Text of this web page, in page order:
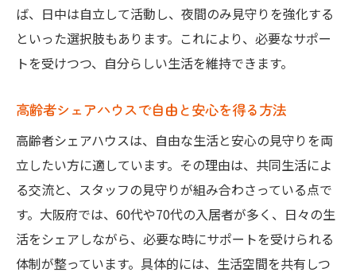
ば、日中は自立して活動し、夜間のみ見守りを強化する
といった選択肢もあります。これにより、必要なサポー
トを受けつつ、自分らしい生活を維持できます。
高齢者シェアハウスで自由と安心を得る方法
高齢者シェアハウスは、自由な生活と安心の見守りを両
立したい方に適しています。その理由は、共同生活によ
る交流と、スタッフの見守りが組み合わさっている点で
す。大阪府では、60代や70代の入居者が多く、日々の生
活をシェアしながら、必要な時にサポートを受けられる
体制が整っています。具体的には、生活空間を共有しつ